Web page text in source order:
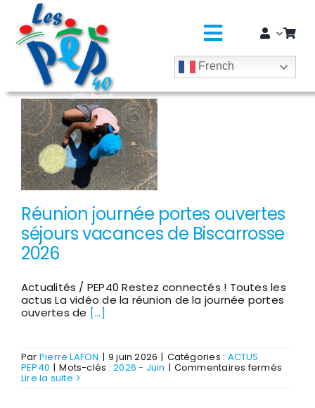
principal
Passer
contenu
Toggle
SÉJOURS COLOS
CLASSES DÉCOUVERTES / GROUPES
EDUCATION JEUNESSE
SOLIDARITÉ & CITOYENNETÉ
MÉDICO-SOCIAL ET SAPADHE
French
Réunion journée portes ouvertes
séjours vacances de Biscarrosse
2026
Actualités / PEP40 Restez connectés ! Toutes les
actus La vidéo de la réunion de la journée portes
ouvertes de [...]
Par Pierre LAFON | 9 juin 2026 | Catégories : ACTUS
PEP40 | Mots-clés :2026 - Juin | Commentaires fermés
Lire la suite